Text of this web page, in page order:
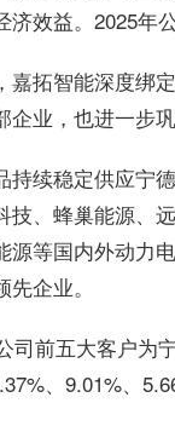
效益。2025年
嘉拓智能深度绑
业，也进一步
持续稳定供应宁
、蜂巢能源、
源等国内外动力
企业。
司前五大客户为
、9.01%、